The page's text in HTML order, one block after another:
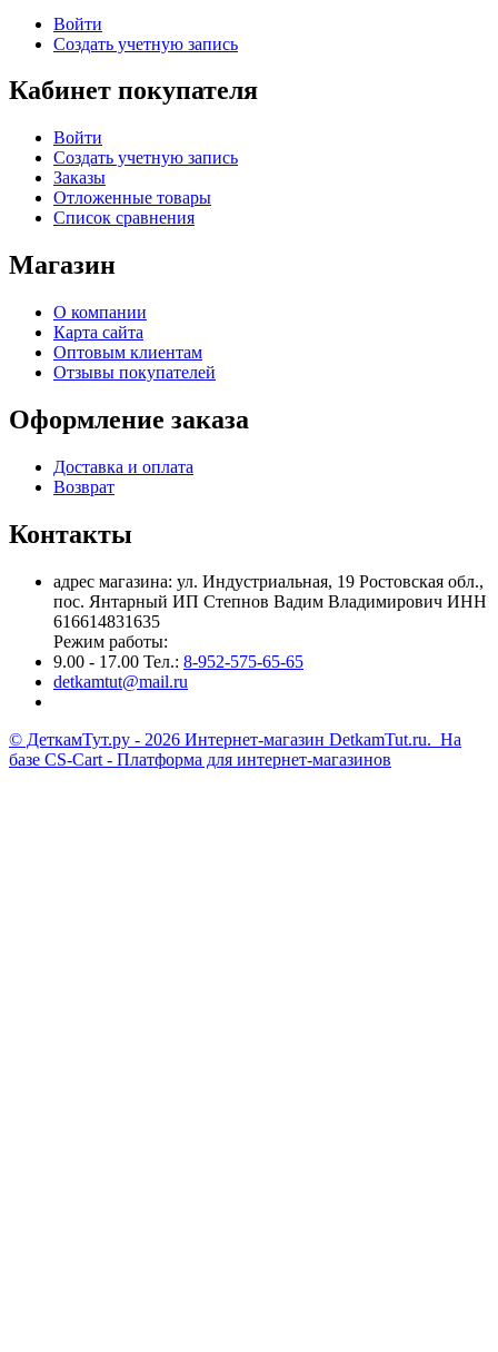
Войти
Создать учетную запись
Кабинет покупателя
Войти
Создать учетную запись
Заказы
Отложенные товары
Список сравнения
Магазин
О компании
Карта сайта
Оптовым клиентам
Отзывы покупателей
Оформление заказа
Доставка и оплата
Возврат
Контакты
адрес магазина: ул. Индустриальная, 19 Ростовская обл.,
пос. Янтарный ИП Степнов Вадим Владимирович ИНН
616614831635
Режим работы:
9.00 - 17.00 Тел.: 8-952-575-65-65
detkamtut@mail.ru
© ДеткамТут.ру - 2026 Интернет-магазин DetkamTut.ru. На
базе CS-Cart - Платформа для интернет-магазинов